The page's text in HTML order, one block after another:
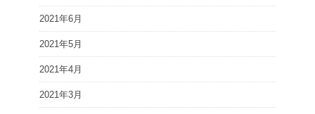
2021年6月
2021年5月
2021年4月
2021年3月